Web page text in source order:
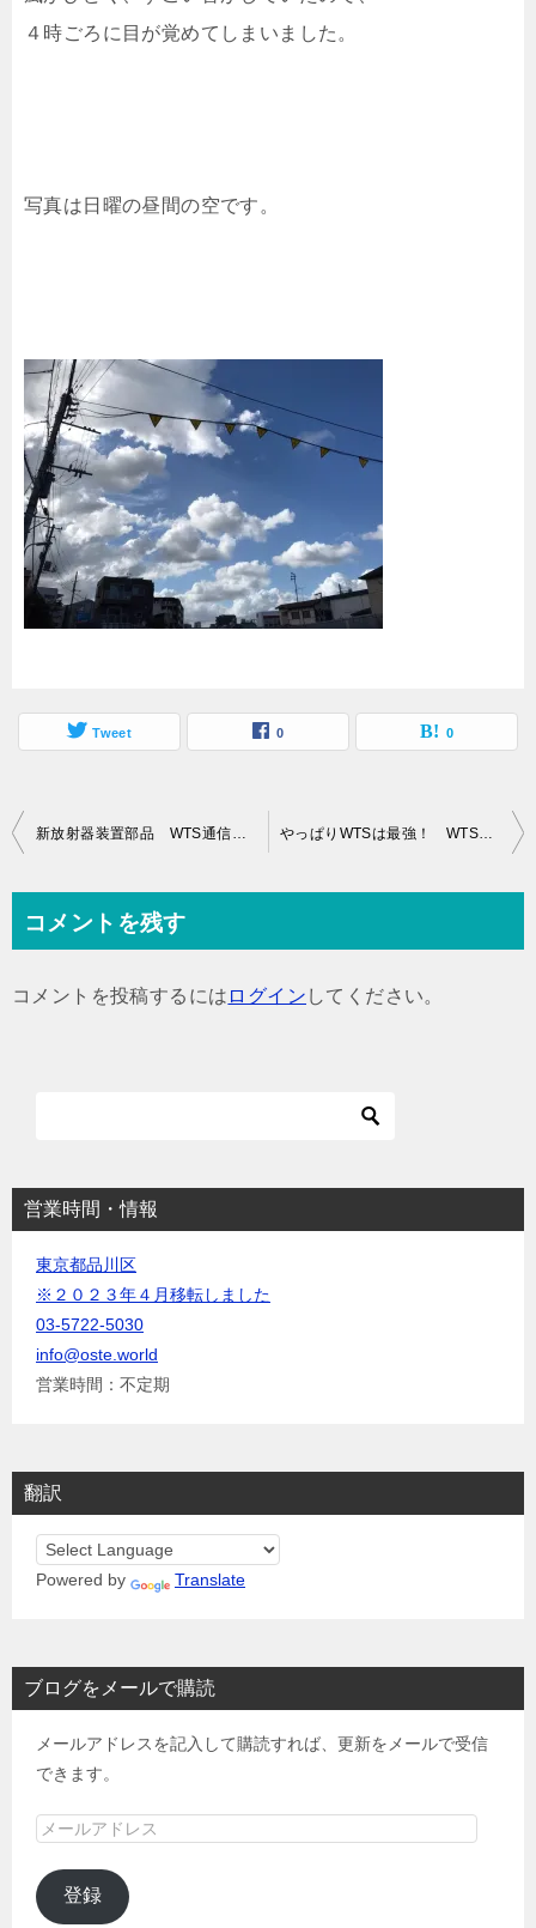
４時ごろに目が覚めてしまいました。
写真は日曜の昼間の空です。
Tweet 0 0
投
ビ
新放射器装置部品 WTS通信 ８５８ やっぱりWTSは最強！ WTS通信 ８６０
コメントを残す
コメントを投稿するには ログイン してください。
営業時間・情報
東京都品川区
※２０２３年４月移転しました
03-5722-5030
info@oste.world
営業時間：不定期
翻訳
Powered by Translate
ブログをメールで購読
メールアドレスを記入して購読すれば、更新をメールで受信
できます。
メ
ル
ア
登録